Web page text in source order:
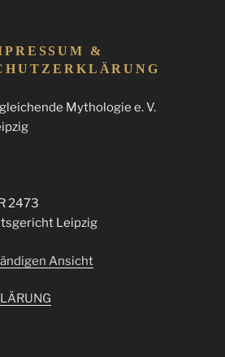
&
Mythologie e. V.
2473
Leipzig
Ansicht